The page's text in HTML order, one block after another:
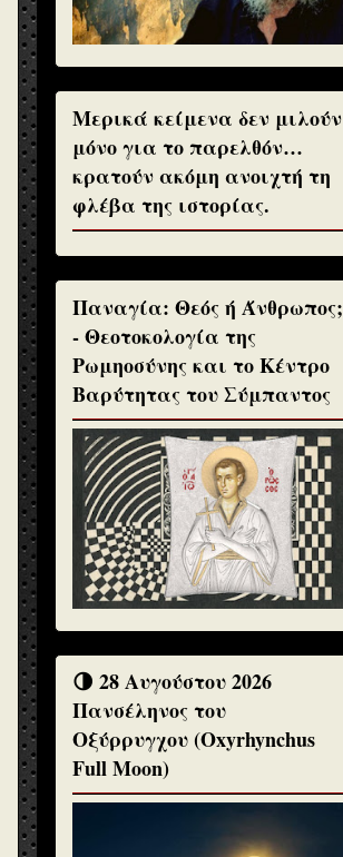
Μερικά κείμενα δεν μιλούν
μόνο για το παρελθόν…
κρατούν ακόμη ανοιχτή τη
φλέβα της ιστορίας.
Παναγία: Θεός ή Άνθρωπος;
- Θεοτοκολογία της
Ρωμηοσύνης και το Κέντρο
Βαρύτητας του Σύμπαντος
🌗 28 Αυγούστου 2026
Πανσέληνος του
Οξύρρυγχου (Oxyrhynchus
Full Moon)